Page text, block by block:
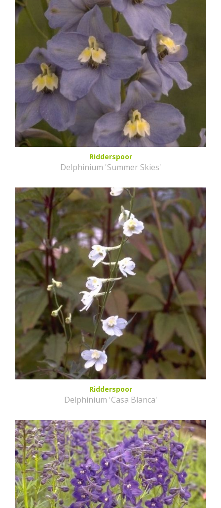
Ridderspoor
Delphinium 'Summer Skies'
Ridderspoor
Delphinium 'Casa Blanca'